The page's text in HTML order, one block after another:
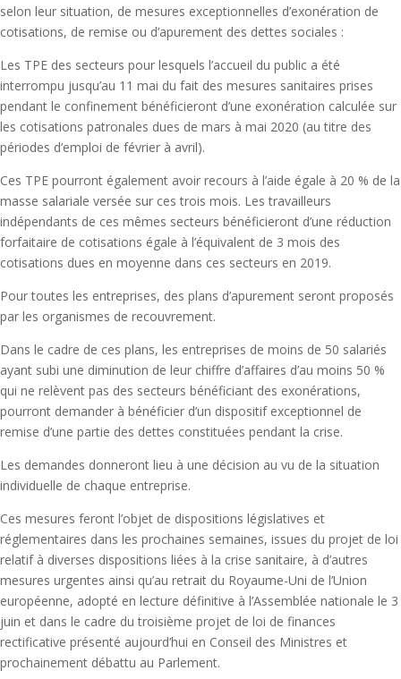
selon leur situation, de mesures exceptionnelles d’exonération de
cotisations, de remise ou d’apurement des dettes sociales :
Les TPE des secteurs pour lesquels l’accueil du public a été
interrompu jusqu’au 11 mai du fait des mesures sanitaires prises
pendant le confinement bénéficieront d’une exonération calculée sur
les cotisations patronales dues de mars à mai 2020 (au titre des
périodes d’emploi de février à avril).
Ces TPE pourront également avoir recours à l’aide égale à 20 % de la
masse salariale versée sur ces trois mois. Les travailleurs
indépendants de ces mêmes secteurs bénéficieront d’une réduction
forfaitaire de cotisations égale à l’équivalent de 3 mois des
cotisations dues en moyenne dans ces secteurs en 2019.
Pour toutes les entreprises, des plans d’apurement seront proposés
par les organismes de recouvrement.
Dans le cadre de ces plans, les entreprises de moins de 50 salariés
ayant subi une diminution de leur chiffre d’affaires d’au moins 50 %
qui ne relèvent pas des secteurs bénéficiant des exonérations,
pourront demander à bénéficier d’un dispositif exceptionnel de
remise d’une partie des dettes constituées pendant la crise.
Les demandes donneront lieu à une décision au vu de la situation
individuelle de chaque entreprise.
Ces mesures feront l’objet de dispositions législatives et
réglementaires dans les prochaines semaines, issues du projet de loi
relatif à diverses dispositions liées à la crise sanitaire, à d’autres
mesures urgentes ainsi qu’au retrait du Royaume-Uni de l’Union
européenne, adopté en lecture définitive à l’Assemblée nationale le 3
juin et dans le cadre du troisième projet de loi de finances
rectificative présenté aujourd’hui en Conseil des Ministres et
prochainement débattu au Parlement.